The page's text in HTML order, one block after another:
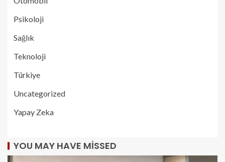
Psikoloji
Sağlık
Teknoloji
Türkiye
Uncategorized
Yapay Zeka
YOU MAY HAVE MISSED